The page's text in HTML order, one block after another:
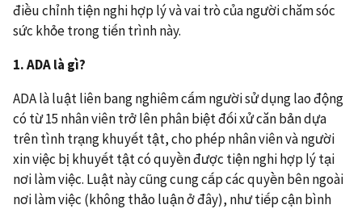
điều chỉnh tiện nghi hợp lý và vai trò của người chăm sóc
sức khỏe trong tiến trình này.
1. ADAlà gì?
ADA là luật liên bang nghiêm cấm người sử dụng lao động
có từ 15 nhân viên trở lên phân biệt đối xử căn bản dựa
trên tình trạng khuyết tật, cho phép nhân viên và người
xin việc bị khuyết tật có quyền được tiện nghi hợp lý tại
nơi làm việc. Luật này cũng cung cấp các quyền bên ngoài
nơi làm việc (không thảo luận ở đây), như tiếp cận bình